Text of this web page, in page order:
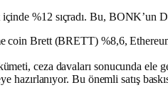
%12 sıçradı. Bu, BONK’un
coin Brett (BRETT) %8,6,
ceza davaları sonucunda ele
hazırlanıyor. Bu önemli satış